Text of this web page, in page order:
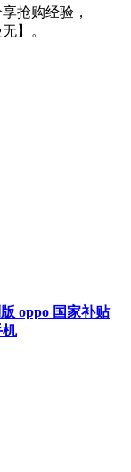
抢购经验，
】。
oppo 国家补贴
机